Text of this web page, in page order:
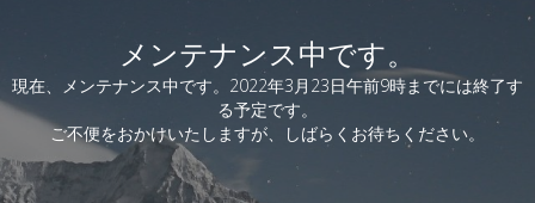
メンテナンス中です。
現在、メンテナンス中です。2022年3月23日午前9時までには終了す
る予定です。
ご不便をおかけいたしますが、しばらくお待ちください。